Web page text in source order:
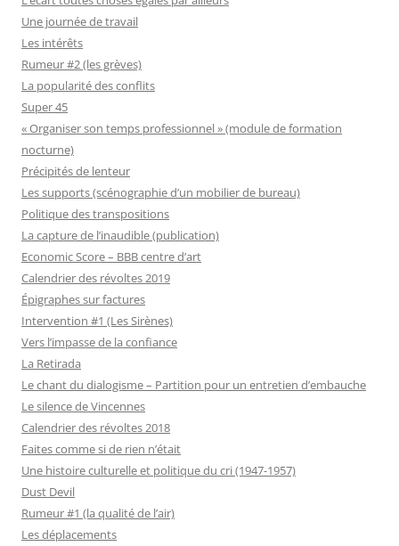
Une journée de travail
Les intérêts
Rumeur #2 (les grèves)
La popularité des conflits
Super 45
« Organiser son temps professionnel » (module de formation
nocturne)
Précipités de lenteur
Les supports (scénographie d’un mobilier de bureau)
Politique des transpositions
La capture de l’inaudible (publication)
Economic Score – BBB centre d’art
Calendrier des révoltes 2019
Épigraphes sur factures
Intervention #1 (Les Sirènes)
Vers l’impasse de la confiance
La Retirada
Le chant du dialogisme – Partition pour un entretien d’embauche
Le silence de Vincennes
Calendrier des révoltes 2018
Faites comme si de rien n’était
Une histoire culturelle et politique du cri (1947-1957)
Dust Devil
Rumeur #1 (la qualité de l’air)
Les déplacements